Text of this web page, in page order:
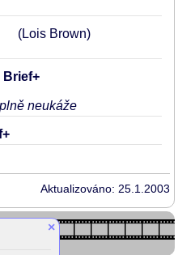
(Lois Brown)
Brief+
neukáže
Aktualizováno: 25.1.2003
×